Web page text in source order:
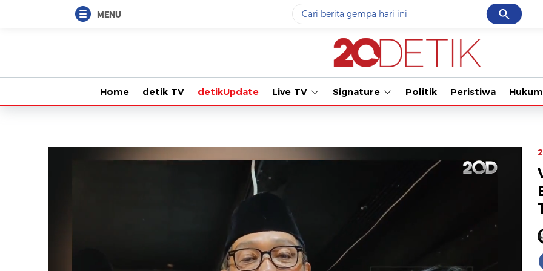
MENU Cancel
Yang sedang ramai dicari
data live draw sgp
#3prabowo
#5gempa hari ini
Terakhir yang dicari
Loading...
Tonton
Home detik TV detikUpdate Live TV Signature Politik Peristiwa Hukum